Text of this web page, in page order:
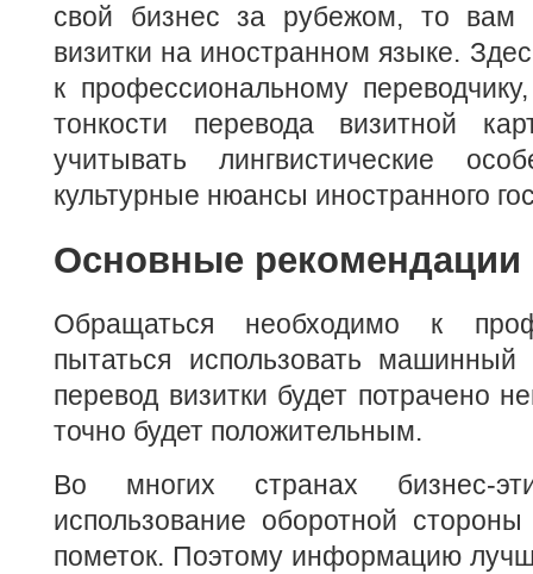
свой бизнес за рубежом, то вам
визитки на иностранном языке.
к профессиональному
тонкости перевода визитной
учитывать лингвистические
культурные нюансы иностранного
Основные рекомендации
Обращаться необходимо к
пытаться использовать
перевод визитки будет потрачено
точно будет положительным.
Во многих странах бизнес-
использование оборотной
пометок. Поэтому информацию